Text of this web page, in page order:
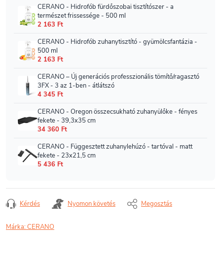
Kérdés Nyomon követés Megosztás
Márka:CERANO